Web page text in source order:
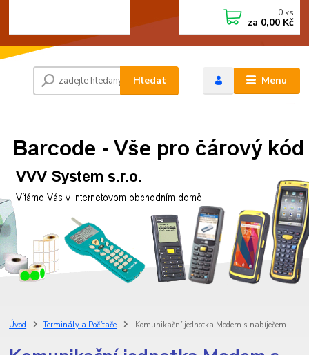
Menu
Hledat
0 ks
za 0,00 Kč
Úvod Terminály a Počítače Komunikační jednotka Modem s nabíječem